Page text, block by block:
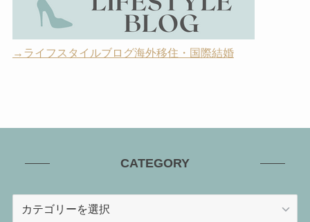
→ライフスタイルブログ海外移住・国際結婚
CATEGORY
CATEGORY